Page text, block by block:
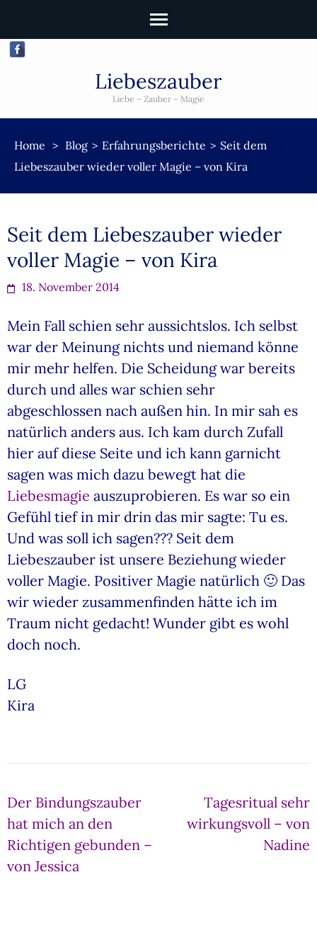
Liebeszauber
Liebe – Zauber – Magie
Home > Blog > Erfahrungsberichte > Seit dem
Liebeszauber wieder voller Magie – von Kira
Seit dem Liebeszauber wieder
voller Magie – von Kira
18. November 2014
Mein Fall schien sehr aussichtslos. Ich selbst
war der Meinung nichts und niemand könne
mir mehr helfen. Die Scheidung war bereits
durch und alles war schien sehr
abgeschlossen nach außen hin. In mir sah es
natürlich anders aus. Ich kam durch Zufall
hier auf diese Seite und ich kann garnicht
sagen was mich dazu bewegt hat die
Liebesmagie auszuprobieren. Es war so ein
Gefühl tief in mir drin das mir sagte: Tu es.
Und was soll ich sagen??? Seit dem
Liebeszauber ist unsere Beziehung wieder
voller Magie. Positiver Magie natürlich 🙂 Das
wir wieder zusammenfinden hätte ich im
Traum nicht gedacht! Wunder gibt es wohl
doch noch.
LG
Kira
Beitragsnavigation
Der Bindungszauber
hat mich an den
Richtigen gebunden –
von Jessica
Tagesritual sehr
wirkungsvoll – von
Nadine